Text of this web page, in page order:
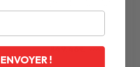
849.46€ 999.90€
ENVOYER !